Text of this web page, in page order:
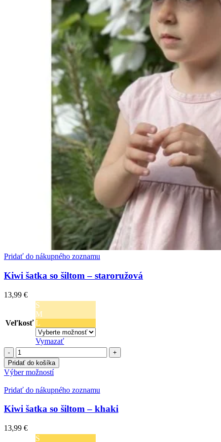
Pridať do nákupného zoznamu
Kiwi šatka so šiltom – staroružová
13,99 €
Veľkosť
S
M
L
Vymazať
množstvo
Kiwi
šatka
so
šiltom
-
staroružová
Pridať do košíka
Výber možnostíTento
má
variantov.
môžete
Pridať do nákupného zoznamu
Kiwi šatka so šiltom – khaki
13,99 €
S